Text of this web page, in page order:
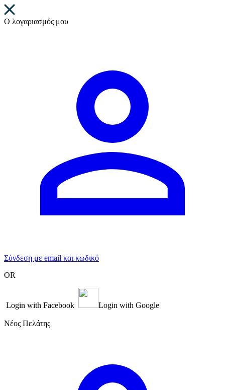
Ο λογαριασμός μου
Σύνδεση με email και κωδικό
OR
Login with Facebook Login with Google
Νέος Πελάτης